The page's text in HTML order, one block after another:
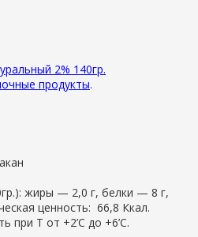
2% 140гр.
продукты.
жиры — 2,0 г, белки — 8 г,
ценность: 66,8 Ккал.
при Т от +2’С до +6’C.